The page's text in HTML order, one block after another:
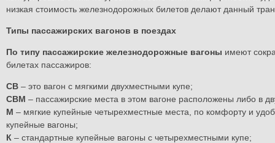
низкая стоимость железнодорожных билетов делают данный
Типы пассажирских вагонов в поездах
По типу пассажирские железнодорожные вагоны имеют
билетах пассажиров:
СВ – это вагон с мягкими двухместными купе;
СВМ – пассажирские места в этом вагоне расположены либо в
М – мягкие купейные четырехместные места, по комфорту и
купейные вагоны;
К – стандартные купейные вагоны с четырехместными купе;